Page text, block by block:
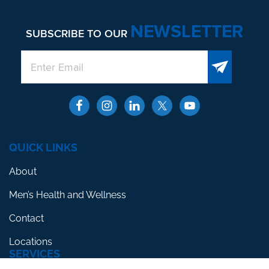
SUBSCRIBE TO OUR NEWSLETTER
QUICK LINKS
About
Men’s Health and Wellness
Contact
Locations
SERVICES